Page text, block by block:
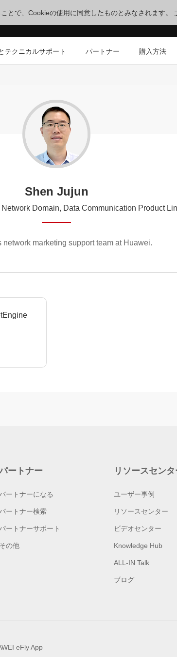
とで、Cookieの使用に同意したものとみなされます。
テクニカルサポート パートナー 購入方法
Shen Jujun
Domain, Data Communication Product
marketing support team at Huawei.
ートナー
パートナーになる
パートナー検索
パートナーサポート
その他
リソースセンタ
ユーザー事例
リソースセンター
ビデオセンター
Knowledge Hub
ALL-IN Talk
ブログ
eFly App